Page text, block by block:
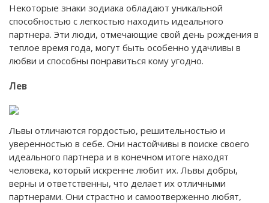
Некоторые знаки зодиака обладают уникальной
способностью с легкостью находить идеального
партнера. Эти люди, отмечающие свой день рождения в
теплое время года, могут быть особенно удачливы в
любви и способны понравиться кому угодно.
Лев
Львы отличаются гордостью, решительностью и
уверенностью в себе. Они настойчивы в поиске своего
идеального партнера и в конечном итоге находят
человека, который искренне любит их. Львы добры,
верны и ответственны, что делает их отличными
партнерами. Они страстно и самоотверженно любят,